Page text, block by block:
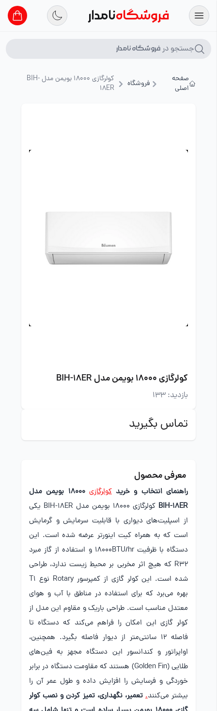
فروشگاهنامدار
جستجو در فروشگاه نامدار
صفحه
اصلی
فروشگاه
کولرگازی 18000 بویمن مدل BIH-
18ER
کولرگازی 18000 بویمن مدل BIH-18ER
بازدید: 133
تماس بگیرید
معرفی محصول
راهنمای انتخاب و خریدکولرگازی
18000 بویمن مدل
BIH-18ER
کولرگازی 18000 بویمن مدل BIH-18ER یکی
از اسپلیت‌های دیواری با قابلیت سرمایش و گرمایش
است که به همراه کیت اینورتر عرضه شده است. این
دستگاه با ظرفیت 18000BTU/hr و استفاده از گاز مبرد
R32 که هیچ اثر مخربی بر محیط زیست ندارد، طراحی
شده است. این کولر گازی از کمپرسور Rotary نوع T1
بهره می‌برد که برای استفاده در مناطق با آب و هوای
معتدل مناسب است. طراحی باریک و مقاوم این مدل از
کولر گازی این امکان را فراهم می‌کند که دستگاه تا
فاصله 12 سانتی‌متر از دیوار فاصله بگیرد. همچنین،
اواپراتور و کندانسور این دستگاه مجهز به فین‌های
طلایی (Golden Fin) هستند که مقاومت دستگاه در برابر
خوردگی و فرسایش را افزایش داده و طول عمر آن را
بیشتر می‌کنند. تعمیر، نگهداری، تمیز کردن و نصب کولر